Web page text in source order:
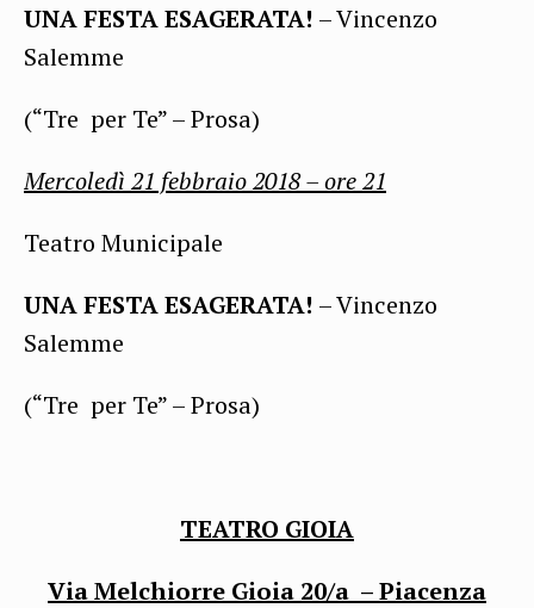
UNA FESTA ESAGERATA! – Vincenzo
Salemme
(“Tre per Te” – Prosa)
Mercoledì 21 febbraio 2018– ore 21
Teatro Municipale
UNA FESTA ESAGERATA! – Vincenzo
Salemme
(“Tre per Te” – Prosa)
TEATRO GIOIA
Via Melchiorre Gioia 20/a – Piacenza